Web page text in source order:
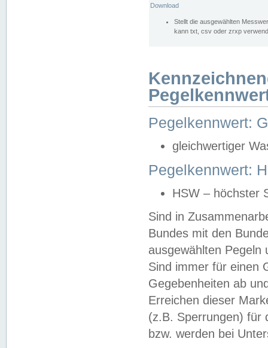
Download
Stellt die ausgewählten
kann txt, csv oder zrxp
Pegelkennwert:
gleichwertiger
Pegelkennwert:
HSW – höchster
Sind in
Bundes mit den
ausgewählten
Sind immer für einen
Gegebenheiten ab
Erreichen dieser
(z.B. Sperrungen) für
bzw. werden bei